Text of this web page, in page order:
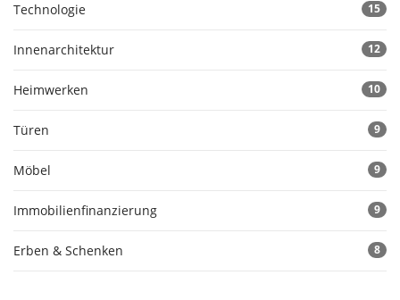
Technologie 15
Innenarchitektur 12
Heimwerken 10
Türen 9
Möbel 9
Immobilienfinanzierung 9
Erben & Schenken 8